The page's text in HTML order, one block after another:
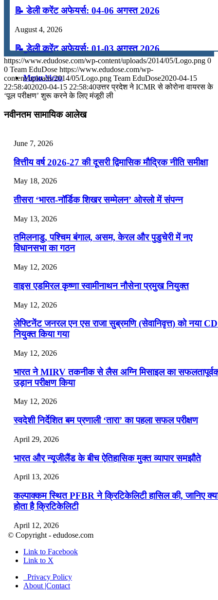
टुडेज जीके
Menu Menu
📝 डेली करेंट अफेयर्स: 04-06 अगस्त 2026
August 4, 2026
📝 डेली करेंट अफेयर्स: 01-03 अगस्त 2026
July 31, 2026
📝 डेली करेंट अफेयर्स: 28-31 जुलाई 2026
July 25, 2026
📝 डेली करेंट अफेयर्स: 22-24 जुलाई 2026
July 22, 2026
📝 डेली करेंट अफेयर्स: 19-21 जुलाई 2026
July 19, 2026
📝 डेली करेंट अफेयर्स: 16-18 जुलाई 2026
https://www.edudose.com/wp-content/uploads/2014/05/Logo.png 0
0 Team EduDose https://www.edudose.com/wp-
content/uploads/2014/05/Logo.png Team EduDose2020-04-15
22:58:402020-04-15 22:58:40उत्तर प्रदेश ने ICMR से कोरोना वायरस के
‘पूल परीक्षण’ शुरू करने के लिए मंजूरी ली
नवीनतम सामायिक आलेख
June 7, 2026
वित्तीय वर्ष 2026-27 की दूसरी द्विमासिक मौद्रिक नीति समीक्षा
May 18, 2026
तीसरा ‘भारत-नॉर्डिक शिखर सम्मेलन’ ओस्लो में संपन्न
May 13, 2026
तमिलनाडु, पश्चिम बंगाल, असम, केरल और पुडुचेरी में नए
विधानसभा का गठन
May 12, 2026
वाइस एडमिरल कृष्णा स्वामीनाथन नौसेना प्रमुख नियुक्त
May 12, 2026
लेफ्टिनेंट जनरल एन एस राजा सुब्रमणि (सेवानिवृत्त) को नया
नियुक्त किया गया
May 12, 2026
भारत ने MIRV तकनीक से लैस अग्नि मिसाइल का
उड़ान परीक्षण किया
May 12, 2026
स्वदेशी निर्देशित बम प्रणाली ‘तारा’ का पहला सफल परीक्षण
April 29, 2026
भारत और न्यूजीलैंड के बीच ऐतिहासिक मुक्त व्यापार समझौते
April 13, 2026
कल्पाक्कम स्थित PFBR ने क्रिटिकेलिटी हासिल की, जानिए
होता है क्रिटिकेलिटी
April 12, 2026
April 9, 2026
नासा का आर्टेमिस-2 मिशन: मनुष्य एक बार फिर से चंद्रमा के
पहुंचा
© Copyright - edudose.com
Link to Facebook
Link to X
Privacy Policy
About |Contact